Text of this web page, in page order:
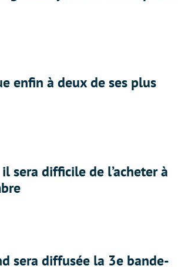
enfin à deux de ses plus
sera difficile de l’acheter à
sera diffusée la 3e bande-